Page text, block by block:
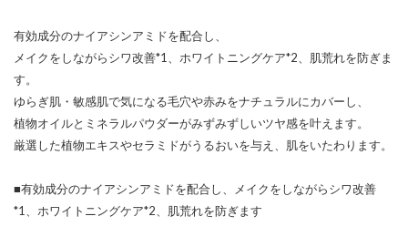
有効成分のナイアシンアミドを配合し、
メイクをしながらシワ改善*1、ホワイトニングケア*2、肌荒れを防ぎま
す。
ゆらぎ肌・敏感肌で気になる毛穴や赤みをナチュラルにカバーし、
植物オイルとミネラルパウダーがみずみずしいツヤ感を叶えます。
厳選した植物エキスやセラミドがうるおいを与え、肌をいたわります。
■有効成分のナイアシンアミドを配合し、メイクをしながらシワ改善
*1、ホワイトニングケア*2、肌荒れを防ぎます